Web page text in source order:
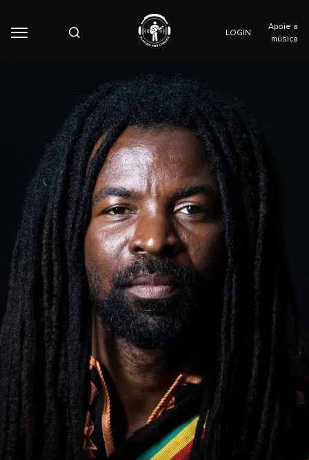
LOGIN
Apoie a
música